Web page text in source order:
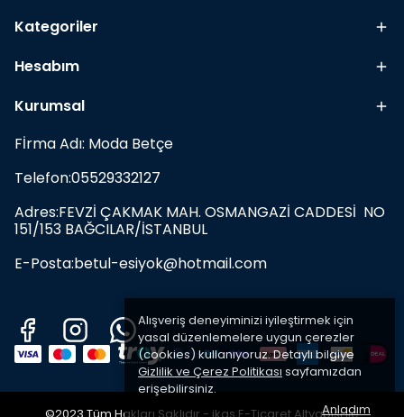
Alışveriş deneyiminizi iyileştirmek için
yasal düzenlemelere uygun çerezler
(cookies) kullanıyoruz. Detaylı bilgiye
Gizlilik ve Çerez Politikası sayfamızdan
erişebilirsiniz.
Anladım
Kategoriler
Hesabım
Kurumsal
Fİrma Adı: Moda Betçe
Telefon:05529332127
Adres:FEVZİ ÇAKMAK MAH. OSMANGAZİ CADDESİ NO
151/153 BAĞCILAR/İSTANBUL
E-Posta:betul-esiyok@hotmail.com